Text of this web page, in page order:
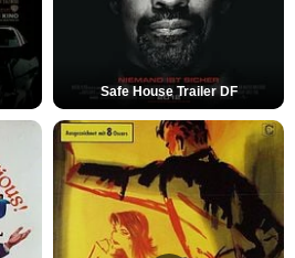
Safe House Trailer DF